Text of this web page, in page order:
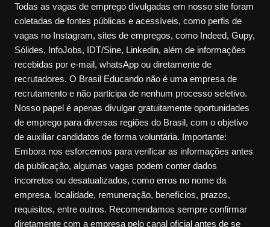
Todas as vagas de emprego divulgadas em nosso site foram
coletadas de fontes públicas e acessíveis, como perfis de
vagas no Instagram, sites de empregos, como Indeed, Gupy,
Sólides, InfoJobs, IDT/Sine, Linkedin, além de informações
recebidas por e-mail, whatsApp ou diretamente de
recrutadores. O Brasil Educando não é uma empresa de
recrutamento e não participa de nenhum processo seletivo.
Nosso papel é apenas divulgar gratuitamente oportunidades
de emprego para diversas regiões do Brasil, com o objetivo
de auxiliar candidatos de forma voluntária. Importante:
Embora nos esforcemos para verificar as informações antes
da publicação, algumas vagas podem conter dados
incorretos ou desatualizados, como erros no nome da
empresa, localidade, remuneração, benefícios, prazos,
requisitos, entre outros. Recomendamos sempre confirmar
diretamente com a empresa pelo canal oficial antes de se